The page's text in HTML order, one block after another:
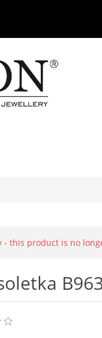
- this product is no